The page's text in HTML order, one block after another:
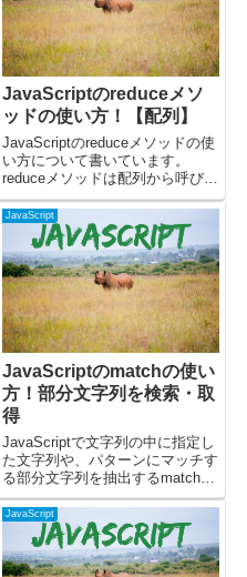
JavaScriptのreduceメソ
ッドの使い方！【配列】
JavaScriptのreduceメソッドの使
い方について書いています。
reduceメソッドは配列から呼び出
して、配列要素の値の合計値など
を算出するときなどに役立ちま
す。JavaScriptのreduceメソッド
とは？reduceメソッドは...
JavaScript
JavaScriptのmatchの使い
方！部分文字列を検索・取
得
JavaScriptで文字列の中に指定し
た文字列や、パターンにマッチす
る部分文字列を抽出するmatchメ
ソッドについて書いています。
matchメソッドを使うと、文字列
の中から特定の文字列やパターン
に合致する部分を簡単に取り出す
ことができます...
JavaScript